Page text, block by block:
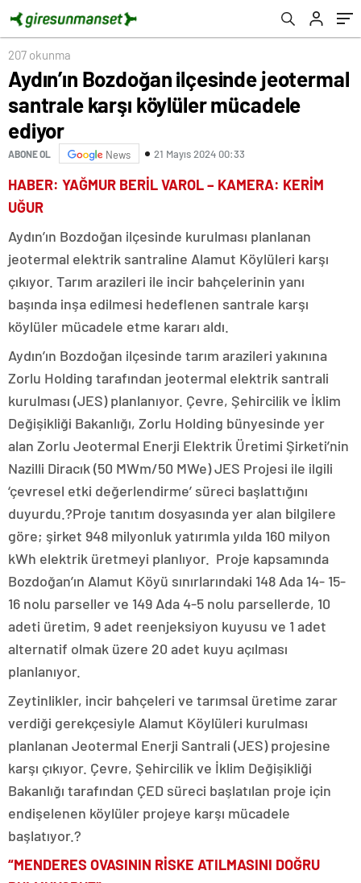
207 okunma
Aydın’ın Bozdoğan ilçesinde jeotermal
santrale karşı köylüler mücadele
ediyor
ABONE OL News 21 Mayıs 2024 00:33
HABER: YAĞMUR BERİL VAROL – KAMERA: KERİM
UĞUR
Aydın’ın Bozdoğan ilçesinde kurulması planlanan
jeotermal elektrik santraline Alamut Köylüleri karşı
çıkıyor. Tarım arazileri ile incir bahçelerinin yanı
başında inşa edilmesi hedeflenen santrale karşı
köylüler mücadele etme kararı aldı.
Aydın’ın Bozdoğan ilçesinde tarım arazileri yakınına
Zorlu Holding tarafından jeotermal elektrik santrali
kurulması (JES) planlanıyor. Çevre, Şehircilik ve İklim
Değişikliği Bakanlığı, Zorlu Holding bünyesinde yer
alan Zorlu Jeotermal Enerji Elektrik Üretimi Şirketi’nin
Nazilli Diracık (50 MWm/50 MWe) JES Projesi ile ilgili
‘çevresel etki değerlendirme’ süreci başlattığını
duyurdu.?Proje tanıtım dosyasında yer alan bilgilere
göre; şirket 948 milyonluk yatırımla yılda 160 milyon
kWh elektrik üretmeyi planlıyor. Proje kapsamında
Bozdoğan’ın Alamut Köyü sınırlarındaki 148 Ada 14- 15-
16 nolu parseller ve 149 Ada 4-5 nolu parsellerde, 10
adeti üretim, 9 adet reenjeksiyon kuyusu ve 1 adet
alternatif olmak üzere 20 adet kuyu açılması
planlanıyor.
Zeytinlikler, incir bahçeleri ve tarımsal üretime zarar
verdiği gerekçesiyle Alamut Köylüleri kurulması
planlanan Jeotermal Enerji Santrali (JES) projesine
karşı çıkıyor. Çevre, Şehircilik ve İklim Değişikliği
Bakanlığı tarafından ÇED süreci başlatılan proje için
endişelenen köylüler projeye karşı mücadele
başlatıyor.?
“MENDERES OVASININ RİSKE ATILMASINI DOĞRU